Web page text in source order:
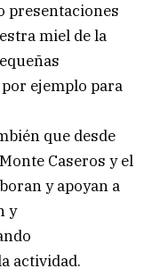
presentaciones
miel de la
ejemplo para
que desde
Caseros y el
y apoyan a
y
actividad.